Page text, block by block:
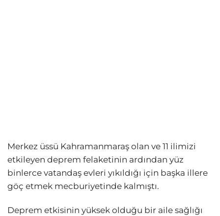
Merkez üssü Kahramanmaraş olan ve 11 ilimizi
etkileyen deprem felaketinin ardından yüz
binlerce vatandaş evleri yıkıldığı için başka illere
göç etmek mecburiyetinde kalmıştı.
Deprem etkisinin yüksek olduğu bir aile sağlığı